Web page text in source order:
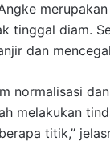
tinggal diam.
dan
normalisasi
melakukan
titik,”